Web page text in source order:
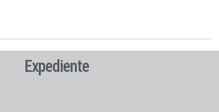
Expediente